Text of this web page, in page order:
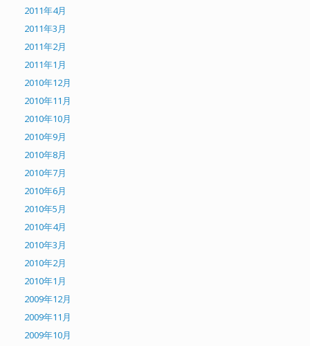
2011年4月
2011年3月
2011年2月
2011年1月
2010年12月
2010年11月
2010年10月
2010年9月
2010年8月
2010年7月
2010年6月
2010年5月
2010年4月
2010年3月
2010年2月
2010年1月
2009年12月
2009年11月
2009年10月